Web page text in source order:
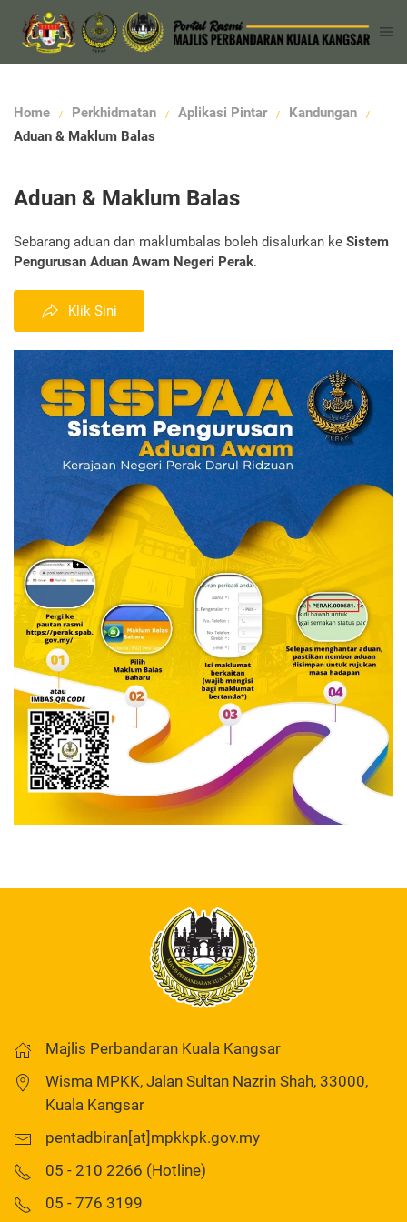
Home Perkhidmatan Aplikasi Pintar
Kandungan
Aduan & Maklum Balas
Aduan & Maklum Balas
Sebarang aduan dan maklumbalas boleh disalurkan ke Sistem
Pengurusan Aduan Awam Negeri Perak.
Klik Sini
Majlis Perbandaran Kuala Kangsar
Wisma MPKK, Jalan Sultan Nazrin Shah, 33000,
Kuala Kangsar
pentadbiran[at]mpkkpk.gov.my
05 - 210 2266 (Hotline)
05 - 776 3199